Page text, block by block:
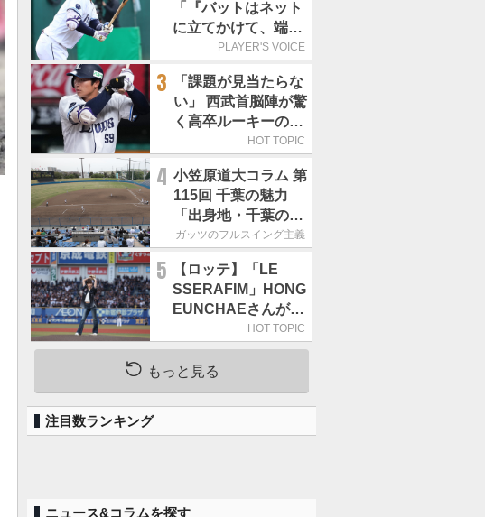
「『バットはネット
に立てかけて、端に
置くんだぞ』と栗山
だきました」／憧れ
の人からの金言
PLAYER'S VOICE
3
「課題が見当たらな
い」 西武首脳陣が驚
く高卒ルーキーの高
HOT TOPIC
4 小笠原道大コラム 第
115回 千葉の魅力
「出身地・千葉の話
の続き。昔から野球
す」
ガッツのフルスイング主義
5
【ロッテ】「LE
SSERAFIM」HONG
EUNCHAEさんが始
球式「この場に立て
て本当にうれしい」
／8月5日の西武戦
HOT TOPIC
もっと見る
注目数ランキング
ニュース&コラムを探す